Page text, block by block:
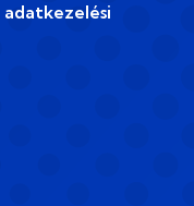
adatkezelési